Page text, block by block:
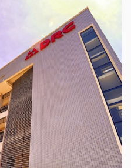
Người liên quan Cổ đông lớn